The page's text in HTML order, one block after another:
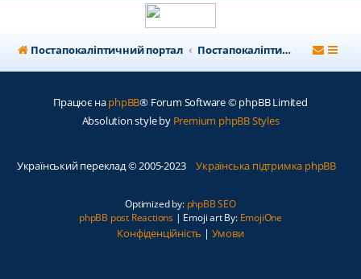
Постапокаліптичний портал Постапокаліптичний форум
Працює наphpBB® Forum Software © phpBB Limited
Absolution style by Premium phpBB Styles
Український переклад © 2005-2023 Українська підтримка phpBB
Optimized by: phpBB SEO
phpBB post Reactions| Emoji art By: EmojiOne
Конфіденційність | Умови